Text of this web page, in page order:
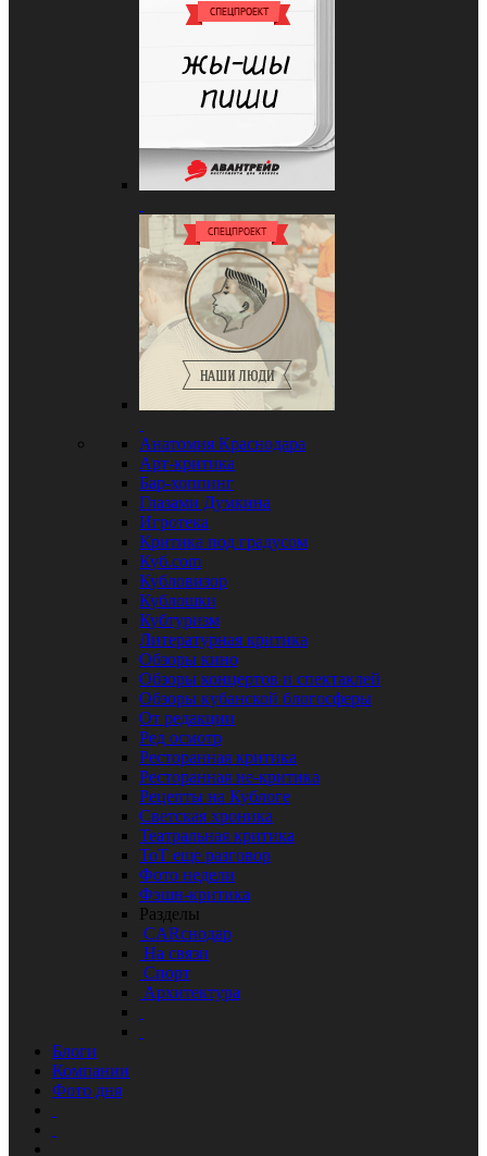
Анатомия Краснодара
Арт-критика
Бар-хоппинг
Глазами Думкина
Игротека
Критика под градусом
Куб.com
Кубловизор
Кублошки
Кубтуризм
Литературная критика
Обзоры кино
Обзоры концертов и спектаклей
Обзоры кубанской блогосферы
От редакции
Ред осмотр
Ресторанная критика
Ресторанная не-критика
Рецепты на Кублоге
Светская хроника
Театральная критика
ТоТ еще разговор
Фото недели
Фэшн-критика
Разделы
CARснодар
На связи
Спорт
Архитектура
Блоги
Компании
Фото дня